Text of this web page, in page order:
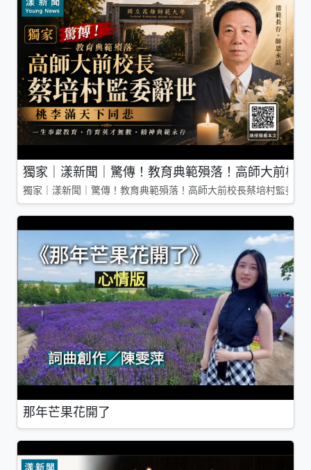
獨家｜漾新聞｜驚傳！教育典範殞落！高師大前校
獨家｜漾新聞｜驚傳！教育典範殞落！高師大前校長蔡培村監委
那年芒果花開了